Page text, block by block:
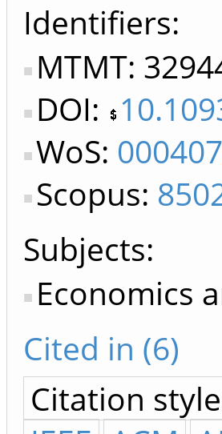
Identifiers
MTMT:
DOI:
WoS:
Scopus:
Subjects:
Economics
Cited in (6)
Citation